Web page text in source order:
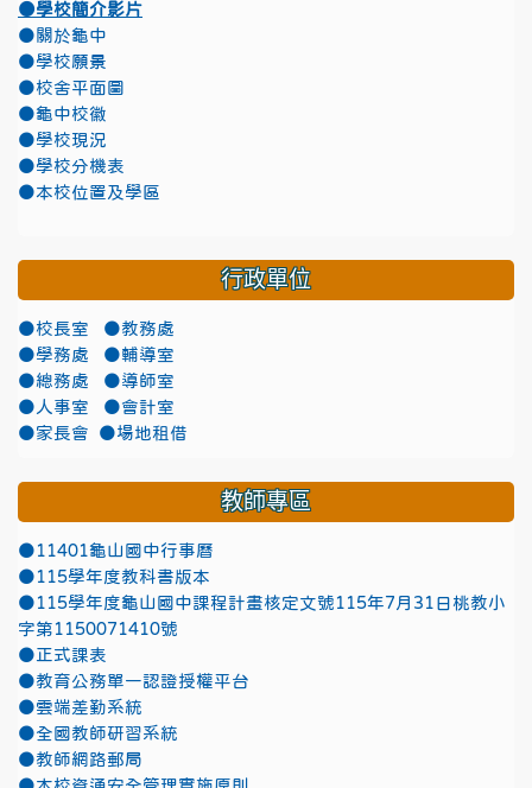
●學校簡介影片
●關於龜中
●學校願景
●校舍平面圖
●龜中校徽
●學校現況
●學校分機表
●本校位置及學區
行政單位
●校長室
●教務處
●學務處
●輔導室
●總務處
●導師室
●人事室
●會計室
●家長會
●場地租借
教師專區
●11401龜山國中行事曆
●115學年度教科書版本
●115學年度龜山國中課程計畫核定文號115年7月31日桃教小
字第1150071410號
●正式課表
●教育公務單一認證授權平台
●雲端差勤系統
●全國教師研習系統
●教師網路郵局